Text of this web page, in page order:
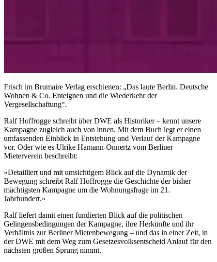
Frisch im Brumaire Verlag erschienen: „Das laute Berlin. Deutsche
Wohnen & Co. Enteignen und die Wiederkehr der
Vergesellschaftung“.
Ralf Hoffrogge schreibt über DWE als Historiker – kennt unsere
Kampagne zugleich auch von innen. Mit dem Buch legt er einen
umfassenden Einblick in Entstehung und Verlauf der Kampagne
vor. Oder wie es Ulrike Hamann-Onnertz vom Berliner
Mieterverein beschreibt:
»Detailliert und mit umsichtigem Blick auf die Dynamik der
Bewegung schreibt Ralf Hoffrogge die Geschichte der bisher
mächtigsten Kampagne um die Wohnungsfrage im 21.
Jahrhundert.«
Ralf liefert damit einen fundierten Blick auf die politischen
Gelingensbedingungen der Kampagne, ihre Herkünfte und ihr
Verhältnis zur Berliner Mietenbewegung – und das in einer Zeit, in
der DWE mit dem Weg zum Gesetzesvolksentscheid Anlauf für den
nächsten großen Sprung nimmt.